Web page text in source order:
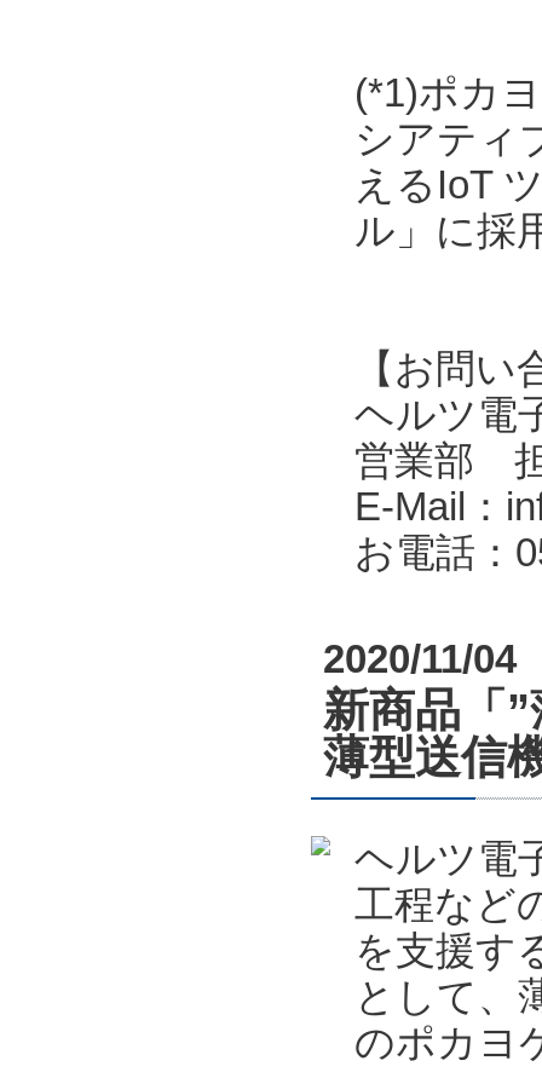
(*1)ポカ
シアティ
えるIoT
ル」に採
【お問い
ヘルツ電
営業部
E-Mail：
お電話：
2020/11/04
新商品「
薄型送信
ヘルツ電
工程など
を支援す
として、
のポカヨ